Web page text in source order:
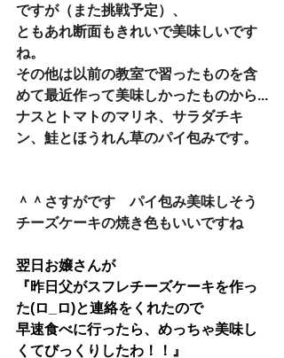
ですが（また挑戦予定）、
ともあれ断面もきれいで美味しいです
ね。
その他は以前の教室で習ったものを含
めて最近作って美味しかったものから...
ナスとトマトのマリネ、サラダチキ
ン、鮭とほうれん草のパイ包みです。
＾＾さすがです　パイ包み美味しそう
チーズケーキの焼き色もいいですね
翌日お嬢さんが
『昨日父がスフレチーズケーキを作っ
た(ロ_ロ)と連絡をくれたので
早速食べに行ったら、めっちゃ美味し
くてびっくりしたわ！！』